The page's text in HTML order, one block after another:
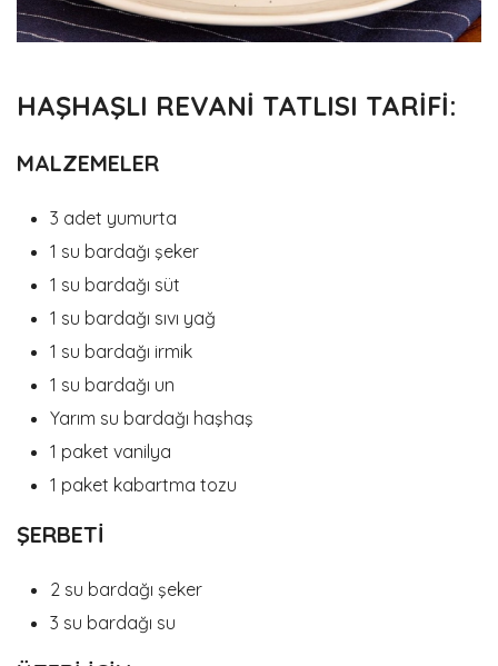
HAŞHAŞLI REVANİ TATLISI TARİFİ:
MALZEMELER
3 adet yumurta
1 su bardağı şeker
1 su bardağı süt
1 su bardağı sıvı yağ
1 su bardağı irmik
1 su bardağı un
Yarım su bardağı haşhaş
1 paket vanilya
1 paket kabartma tozu
ŞERBETİ
2 su bardağı şeker
3 su bardağı su